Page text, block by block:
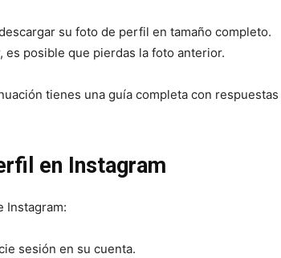
su foto de perfil en tamaño completo.
es posible que pierdas la foto anterior.
tienes una guía completa con respuestas
en Instagram
Instagram:
sesión en su cuenta.